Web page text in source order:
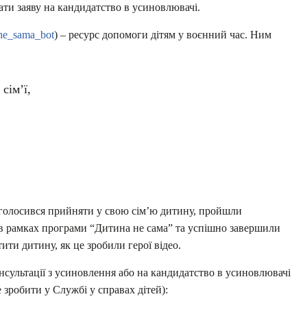
заяву на кандидатство в усиновлювачі.
) – ресурс допомоги дітям у воєнний час. Ним
прийняти у свою сім’ю дитину, пройшли
рамках програми “Дитина не сама” та успішно завершили
дитину, як це зробили герої відео.
з усиновлення або на кандидатство в усиновлювачі
у Службі у справах дітей):